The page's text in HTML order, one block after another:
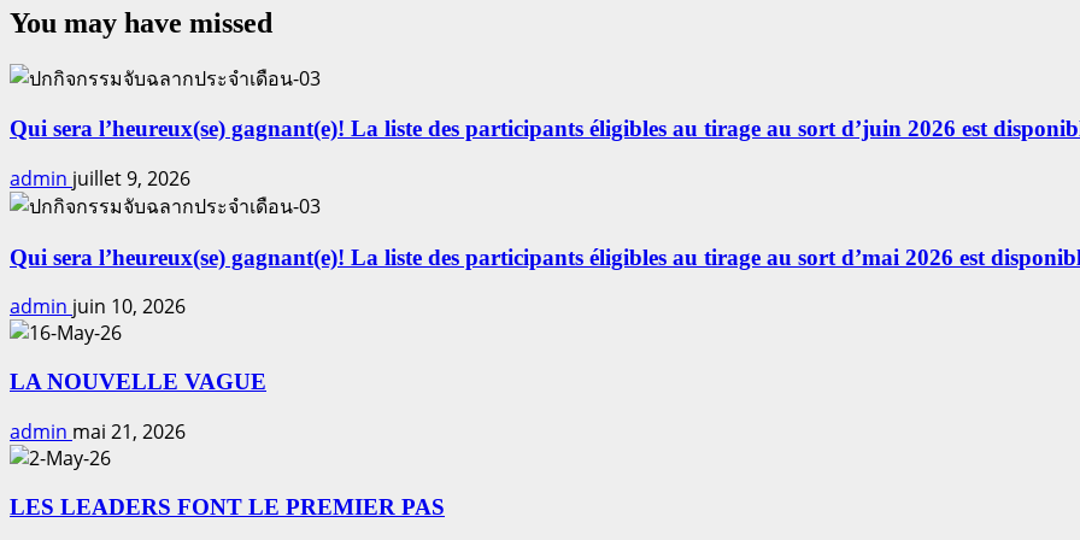
You may have missed
Qui sera l’heureux(se) gagnant(e)! La liste des participants éligibles au tirage au sort d’juin 2026 est
admin juillet 9, 2026
Qui sera l’heureux(se) gagnant(e)! La liste des participants éligibles au tirage au sort d’mai 2026 est
admin juin 10, 2026
LA NOUVELLE VAGUE
admin mai 21, 2026
LES LEADERS FONT LE PREMIER PAS